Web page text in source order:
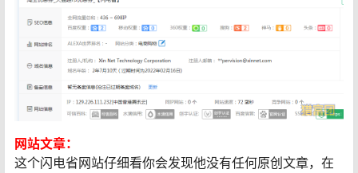
网站文章：
这个闪电省网站仔细看你会发现他没有任何原创文章，在